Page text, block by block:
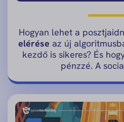
Hogyan lehet a
elérése az új
kezdő is sikeres? És
pénzzé. A